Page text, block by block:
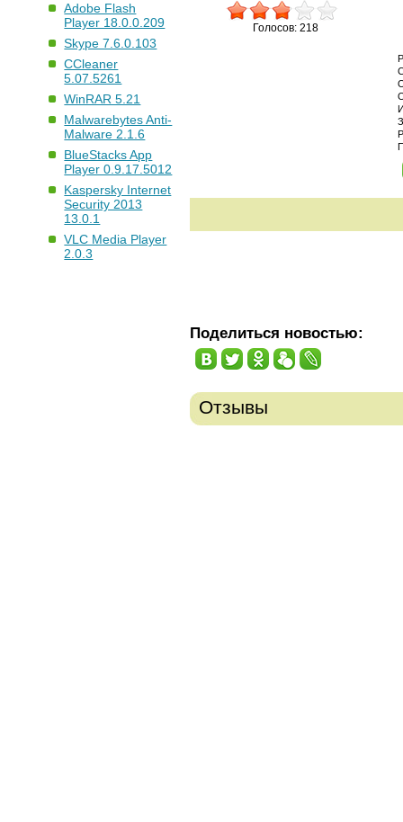
Adobe Flash
Player 18.0.0.209
Skype 7.6.0.103
CCleaner
5.07.5261
WinRAR 5.21
Malwarebytes Anti-
Malware 2.1.6
BlueStacks App
Player 0.9.17.5012
Kaspersky Internet
Security 2013
13.0.1
VLC Media Player
2.0.3
Голосов: 218
Поделиться новостью:
Отзывы